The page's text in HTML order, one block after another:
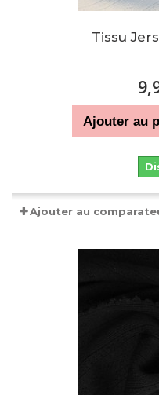
Tissu
Ajouter au
Ajouter au